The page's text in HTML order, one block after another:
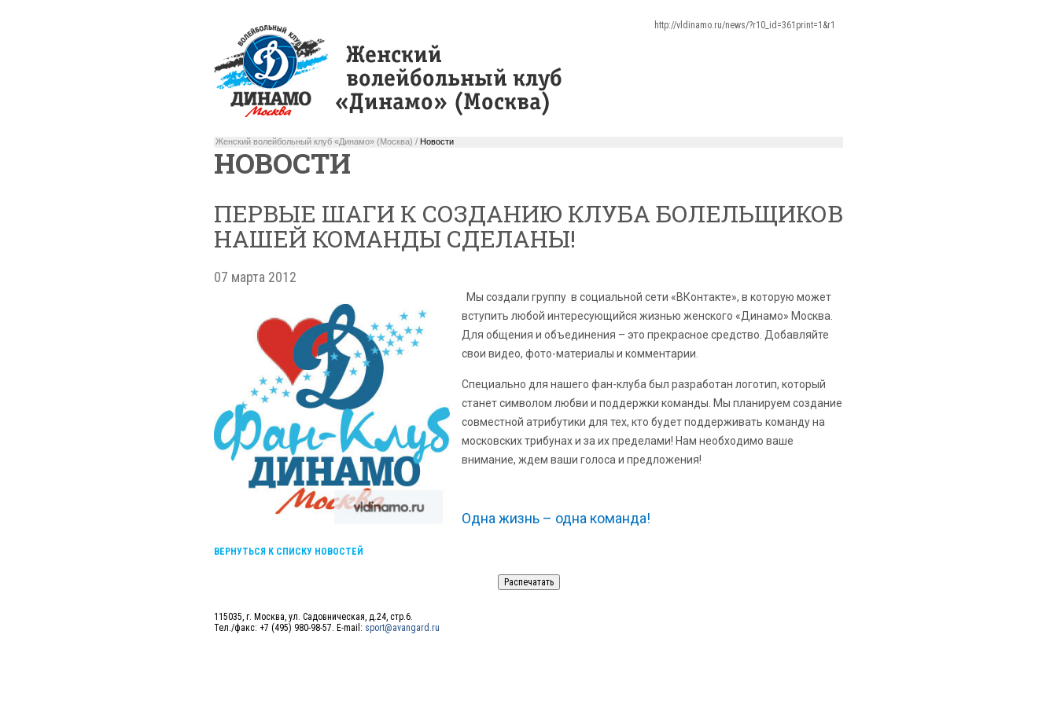
http://vldinamo.ru/news/?r10_id=361print=1&r1
Женский волейбольный клуб «Динамо» (Москва) / Новости
НОВОСТИ
ПЕРВЫЕ ШАГИ К СОЗДАНИЮ КЛУБА БОЛЕЛЬЩИКОВ
НАШЕЙ КОМАНДЫ СДЕЛАНЫ!
07 марта 2012
Мы создали группу в социальной сети «ВКонтакте», в которую может
вступить любой интересующийся жизнью женского «Динамо» Москва.
Для общения и объединения – это прекрасное средство. Добавляйте
свои видео, фото-материалы и комментарии.
Специально для нашего фан-клуба был разработан логотип, который
станет символом любви и поддержки команды. Мы планируем создание
совместной атрибутики для тех, кто будет поддерживать команду на
московских трибунах и за их пределами! Нам необходимо ваше
внимание, ждем ваши голоса и предложения!
Одна жизнь – одна команда!
ВЕРНУТЬСЯ К СПИСКУ НОВОСТЕЙ
115035, г. Москва, ул. Садовническая, д.24, стр.6.
Тел./факс: +7 (495) 980-98-57. E-mail: sport@avangard.ru